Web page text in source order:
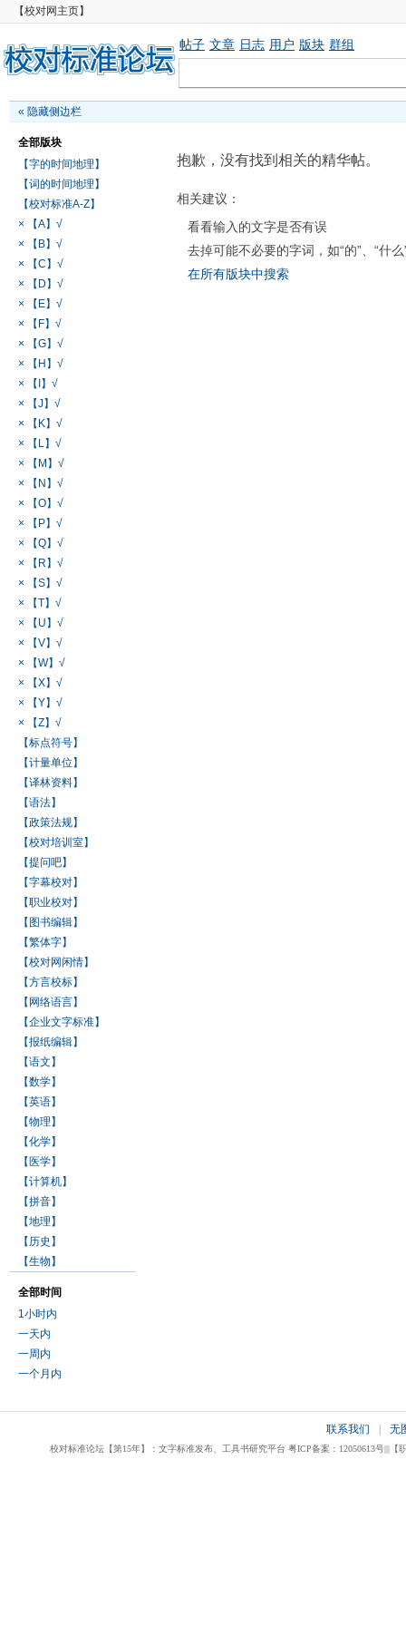
【校对网主页】
帖子 文章 日志 用户 版块 群组
« 隐藏侧边栏
全部版块
【字的时间地理】
【词的时间地理】
【校对标准A-Z】
× 【A】√
× 【B】√
× 【C】√
× 【D】√
× 【E】√
× 【F】√
× 【G】√
× 【H】√
× 【I】√
× 【J】√
× 【K】√
× 【L】√
× 【M】√
× 【N】√
× 【O】√
× 【P】√
× 【Q】√
× 【R】√
× 【S】√
× 【T】√
× 【U】√
× 【V】√
× 【W】√
× 【X】√
× 【Y】√
× 【Z】√
【标点符号】
【计量单位】
【译林资料】
【语法】
【政策法规】
【校对培训室】
【提问吧】
【字幕校对】
【职业校对】
【图书编辑】
【繁体字】
【校对网闲情】
【方言校标】
【网络语言】
【企业文字标准】
【报纸编辑】
【语文】
【数学】
【英语】
【物理】
【化学】
【医学】
【计算机】
【拼音】
【地理】
【历史】
【生物】
全部时间
1小时内
一天内
一周内
一个月内
抱歉，没有找到相关的精华帖。
相关建议：
看看输入的文字是否有误
去掉可能不必要的字词，如“的”、“什么
在所有版块中搜索
联系我们 无
校对标准论坛【第15年】：文字标准发布、工具书研究平台 粤ICP备案：12050613号|||【